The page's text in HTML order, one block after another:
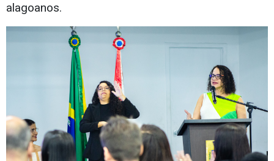
alagoanos.